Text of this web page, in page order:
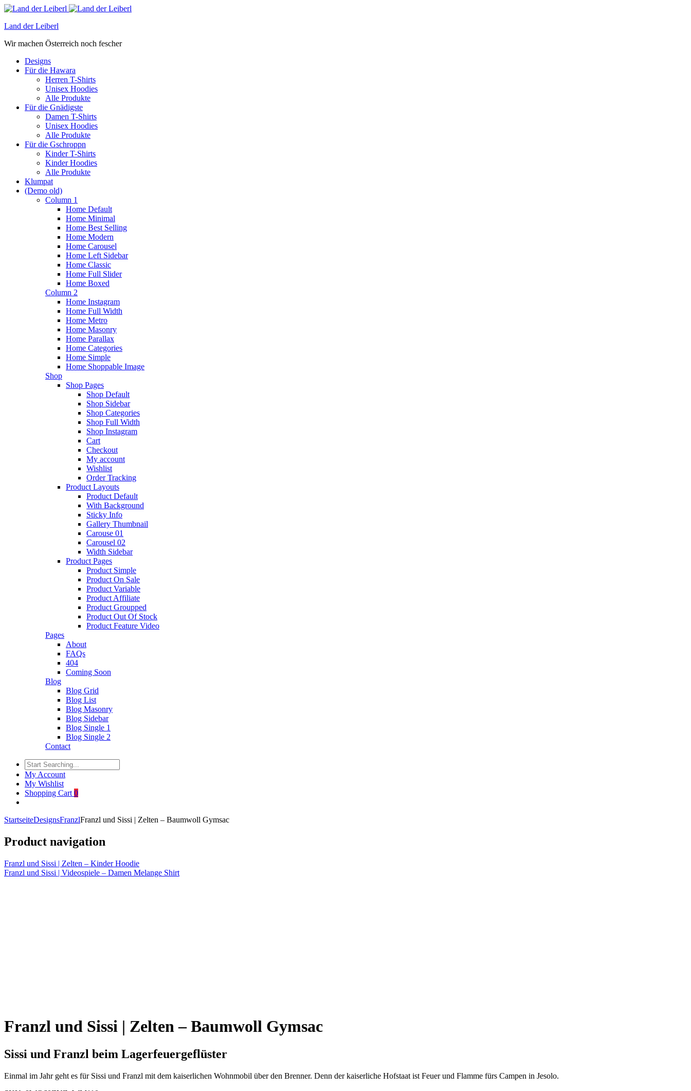
Land der Leiberl
Wir machen Österreich noch fescher
Designs
Für die Hawara
Herren T-Shirts
Unisex Hoodies
Alle Produkte
Für die Gnädigste
Damen T-Shirts
Unisex Hoodies
Alle Produkte
Für die Gschroppn
Kinder T-Shirts
Kinder Hoodies
Alle Produkte
Klumpat
(Demo old)
Column 1
Home Default
Home Minimal
Home Best Selling
Home Modern
Home Carousel
Home Left Sidebar
Home Classic
Home Full Slider
Home Boxed
Column 2
Home Instagram
Home Full Width
Home Metro
Home Masonry
Home Parallax
Home Categories
Home Simple
Home Shoppable Image
Shop
Shop Pages
Shop Default
Shop Sidebar
Shop Categories
Shop Full Width
Shop Instagram
Cart
Checkout
My account
Wishlist
Order Tracking
Product Layouts
Product Default
With Background
Sticky Info
Gallery Thumbnail
Carouse 01
Carousel 02
Width Sidebar
Product Pages
Product Simple
Product On Sale
Product Variable
Product Affiliate
Product Groupped
Product Out Of Stock
Product Feature Video
Pages
About
FAQs
404
Coming Soon
Blog
Blog Grid
Blog List
Blog Masonry
Blog Sidebar
Blog Single 1
Blog Single 2
Contact
My Account
My Wishlist
Shopping Cart 0
StartseiteDesignsFranzlFranzl und Sissi | Zelten – Baumwoll Gymsac
Product navigation
Franzl und Sissi | Zelten – Kinder Hoodie
Franzl und Sissi | Videospiele – Damen Melange Shirt
Franzl und Sissi | Zelten – Baumwoll Gymsac
Sissi und Franzl beim Lagerfeuergeflüster
Einmal im Jahr geht es für Sissi und Franzl mit dem kaiserlichen Wohnmobil über den Brenner. Denn der kaiserliche Hofstaat ist Feuer und Flamme fürs Campen in Jesolo.